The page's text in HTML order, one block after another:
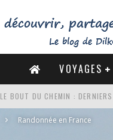
VOYAGES
LE BOUT DU CHEMIN :
DE LA CÔTE SAUVAGE À LA BAIE
DES MARAIS SALANTS DE
Randonnée en France